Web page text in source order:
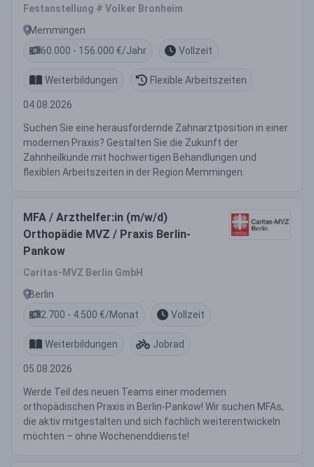
Festanstellung # Volker Bronheim
Memmingen
60.000 - 156.000 €/Jahr
Vollzeit
Weiterbildungen Flexible Arbeitszeiten
04.08.2026
Suchen Sie eine herausfordernde Zahnarztposition in einer
modernen Praxis? Gestalten Sie die Zukunft der
Zahnheilkunde mit hochwertigen Behandlungen und
flexiblen Arbeitszeiten in der Region Memmingen.
MFA / Arzthelfer:in (m/w/d)
Orthopädie MVZ / Praxis Berlin-
Pankow
Caritas-MVZ Berlin GmbH
Berlin
2.700 - 4.500 €/Monat
Vollzeit
Weiterbildungen Jobrad
05.08.2026
Werde Teil des neuen Teams einer modernen
orthopädischen Praxis in Berlin-Pankow! Wir suchen MFAs,
die aktiv mitgestalten und sich fachlich weiterentwickeln
möchten – ohne Wochenenddienste!